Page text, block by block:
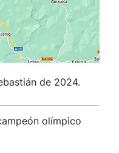
de 2024.
olímpico